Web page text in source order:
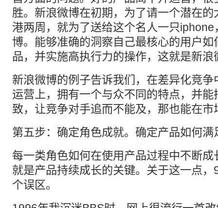
胜。新浪微博在初期，为了请一个潜在
港两周，就为了送给这个名人一只
博。能够准确的洞察自己最核心的用户
品，并实施高执行力的操作，这就是新
新浪微博的例子告诉我们，在差异化竞
运营上，拥有一个与众不同的特点，并
致，让竞争对手追而不能及，那也能在市
第五步：确定角色成就。确定产品如何
每一类角色如何在使用产品过程中不断
就是产品持续成长的关键。关于这一点
个误区。